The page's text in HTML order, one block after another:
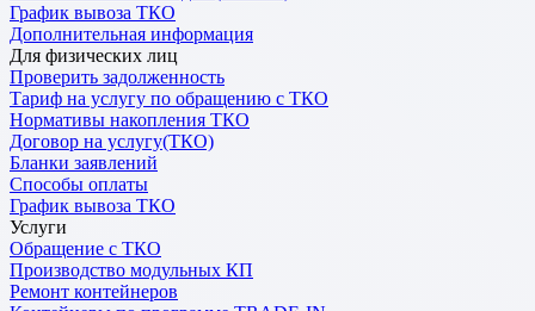
График вывоза ТКО
Дополнительная информация
Для физических лиц
Проверить задолженность
Тариф на услугу по обращению с ТКО
Нормативы накопления ТКО
Договор на услугу(ТКО)
Бланки заявлений
Способы оплаты
График вывоза ТКО
Услуги
Обращение с ТКО
Производство модульных КП
Ремонт контейнеров